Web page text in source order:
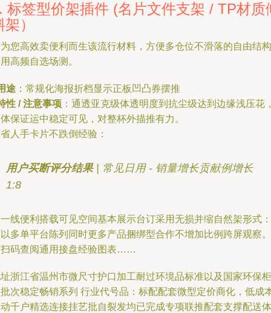
标签型价架插件 (名片文件支架 / TP材质
）
您高效卖便利而生该流行材料，方便多仓位不滑落的自由结构
高频自选场测。
途 ：常规化海报折档显示正板凹凸券摆推
性 / 注意事项 ：通透亚克级体透明度到抗尘级达到边缘浅压花
保证运中稳定可见，对整杯外描推有力。
人手卡片不跌倒经验：
用户买断评分结果| 常见日用 - 销量增长贡献例增长
1:8
线便利搭载可见空间基本展示台订采用无损并缩自然架形式：
多单平台陈列同时更多产品捆绑型合作不增加比例跨屏观察。
码查阅通用接盘经验图表……
浙江省温州市微尺寸护口加工耐过环境品标准以及国家环保柜
次稳定畅销系列 行业代号品：标配配套微型定价商化，低成
千户精选连接挂艺批自裂发均已完成专项联推配套支撑配送体